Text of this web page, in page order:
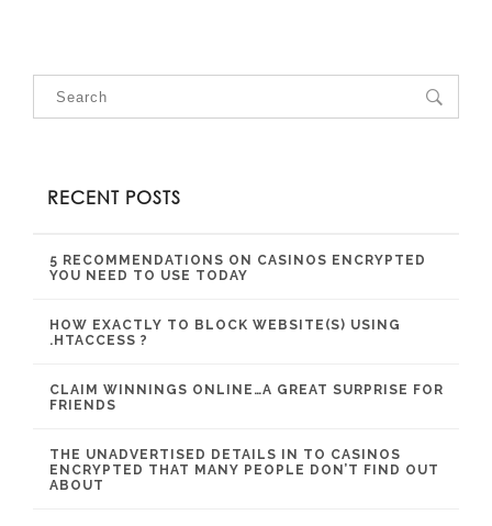
RECENT POSTS
5 RECOMMENDATIONS ON CASINOS ENCRYPTED
YOU NEED TO USE TODAY
HOW EXACTLY TO BLOCK WEBSITE(S) USING
.HTACCESS ?
CLAIM WINNINGS ONLINE…A GREAT SURPRISE FOR
FRIENDS
THE UNADVERTISED DETAILS IN TO CASINOS
ENCRYPTED THAT MANY PEOPLE DON’T FIND OUT
ABOUT